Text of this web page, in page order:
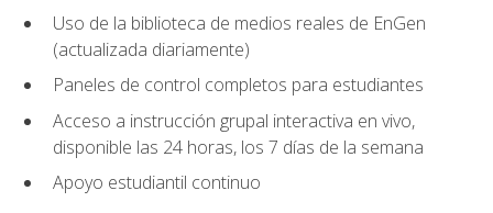
Uso de la biblioteca de medios reales de EnGen
(actualizada diariamente)
Paneles de control completos para estudiantes
Acceso a instrucción grupal interactiva en vivo,
disponible las 24 horas, los 7 días de la semana
Apoyo estudiantil continuo